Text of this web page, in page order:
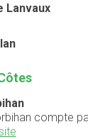
Lanvaux
compte